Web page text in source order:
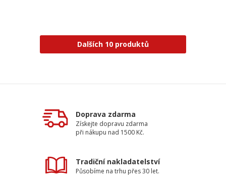
Dalších 10 produktů
Doprava zdarma
Získejte dopravu zdarma
při nákupu nad 1500 Kč.
Tradiční nakladatelství
Působíme na trhu přes 30 let.